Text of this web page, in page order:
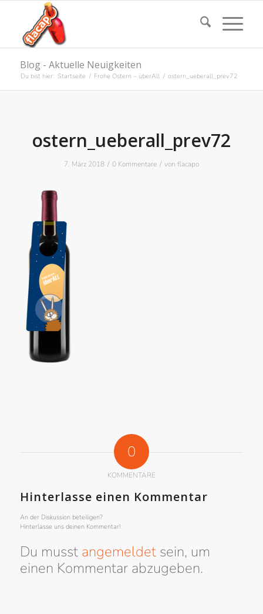
Blog - Aktuelle Neuigkeiten
Du bist hier: Startseite / Frohe Ostern – überAll / ostern_ueberall_prev72
ostern_ueberall_prev72
7. März 2018 / 0 Kommentare / von flacapo
0
KOMMENTARE
Hinterlasse einen Kommentar
An der Diskussion beteiligen?
Hinterlasse uns deinen Kommentar!
Du musst angemeldetsein, um
einen Kommentar abzugeben.